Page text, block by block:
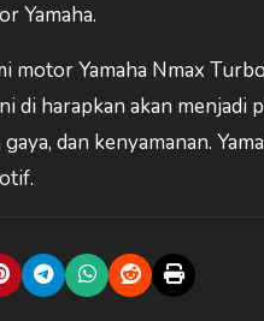
Yamaha.
Yamaha Nmax
harapkan akan menjadi
dan kenyamanan.